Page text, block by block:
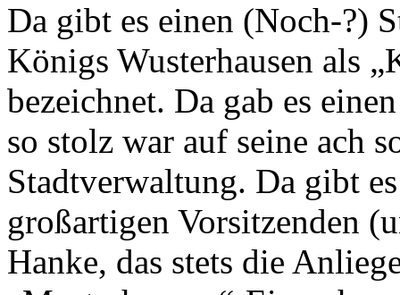
Da gibt es einen (Noch-?)
Königs Wusterhausen als
bezeichnet. Da gab es
so stolz war auf seine ach
Stadtverwaltung. Da gibt
großartigen Vorsitzenden
Hanke, das stets die